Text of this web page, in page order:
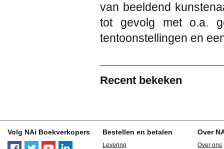
van beeldend
tot gevolg met o.a.
tentoonstellingen en
Recent bekeken
Volg NAi Boekverkopers Bestellen en betalen
Levering
Over
Over ons